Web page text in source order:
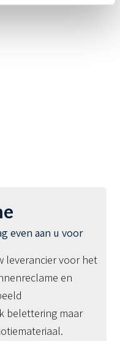
even aan u voor
leverancier voor het
en
belettering maar